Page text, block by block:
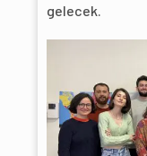
gelecek.